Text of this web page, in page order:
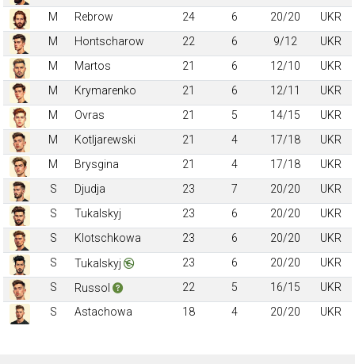
M
Rebrow 24 6 20/20
UKR
M
Hontscharow 22 6 9/12
UKR
M
Martos 21 6 12/10
UKR
M
Krymarenko 21 6 12/11
UKR
M
Ovras 21 5 14/15
UKR
M
Kotljarewski 21 4 17/18
UKR
M
Brysgina 21 4 17/18
UKR
S
Djudja 23 7 20/20
UKR
S
Tukalskyj 23 6 20/20
UKR
S
Klotschkowa 23 6 20/20
UKR
S
Tukalskyj 23 6 20/20
UKR
S
Russol 22 5 16/15
UKR
S
Astachowa 18 4 20/20 UKR